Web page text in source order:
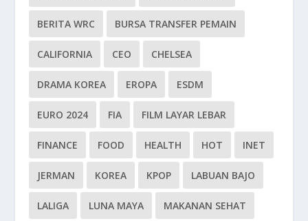
BERITA WRC BURSA TRANSFER PEMAIN
CALIFORNIA CEO CHELSEA
DRAMA KOREA EROPA ESDM
EURO 2024 FIA FILM LAYAR LEBAR
FINANCE FOOD HEALTH HOT INET
JERMAN KOREA KPOP LABUAN BAJO
LALIGA LUNA MAYA MAKANAN SEHAT